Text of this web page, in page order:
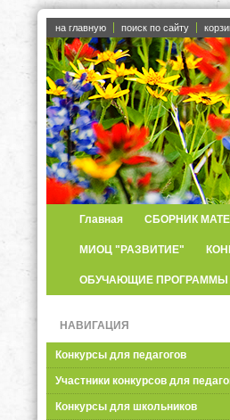
на главную поиск по сайту
Главная СБОРНИК
МИОЦ "РАЗВИТИЕ"
ОБУЧАЮЩИЕ ПРОГРАММЫ
НАВИГАЦИЯ
Конкурсы для педагогов
Участники конкурсов для
Конкурсы для школьников